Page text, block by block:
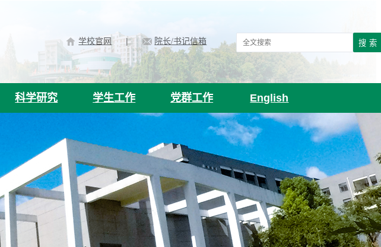
学校官网 | 院长/书记信箱
科学研究 学生工作 党群工作 English